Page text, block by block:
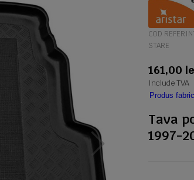
COD
STARE
161,00
Include TVA
Produs
Tava
1997-